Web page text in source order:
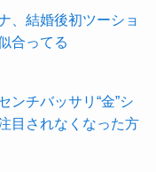
、結婚後初ツーショ
合ってる
ンチバッサリ“金”シ
目されなくなった方